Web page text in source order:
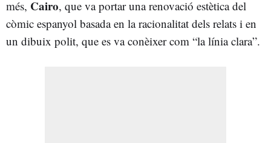
més, Cairo, que va portar una renovació estètica del
còmic espanyol basada en la racionalitat dels relats i en
un dibuix polit, que es va conèixer com “la línia clara”.